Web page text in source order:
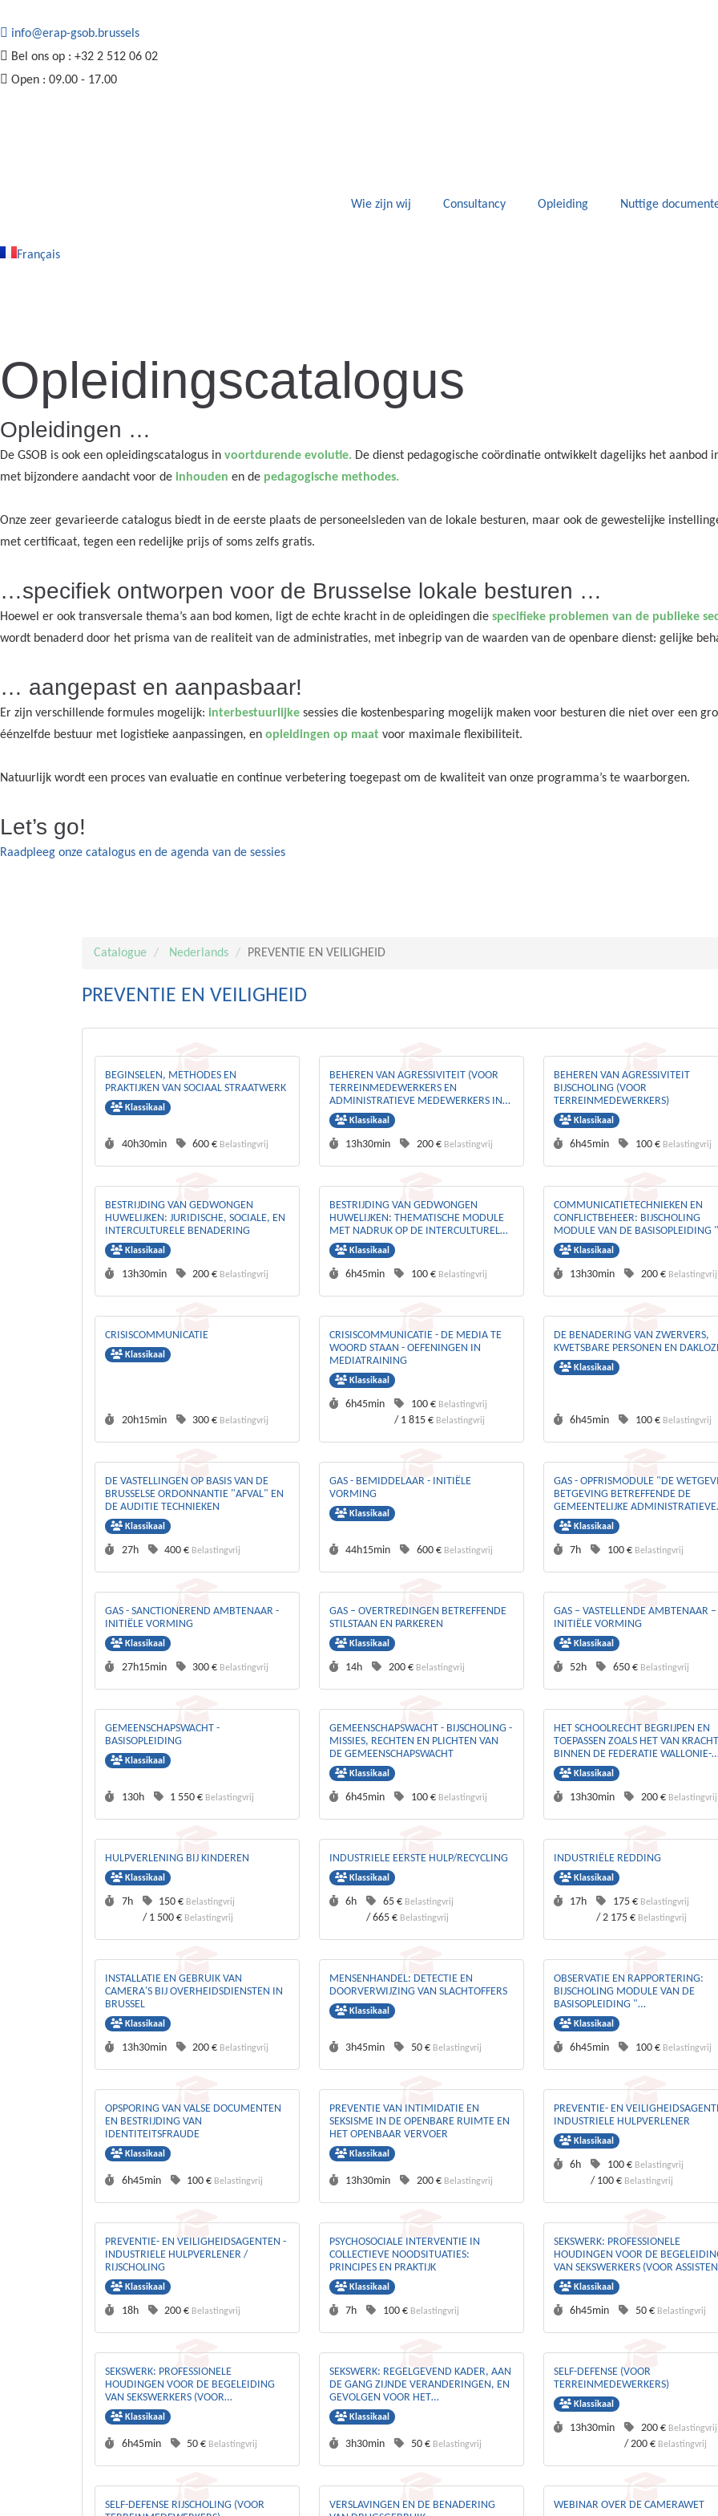
info@erap-gsob.brussels
Bel ons op : +32 2 512 06 02
Open : 09.00 - 17.00
Wie zijn wij Consultancy Opleiding Nuttige
Français
Opleidingscatalogus
Opleidingen …
De GSOB is ook een opleidingscatalogus in voortdurende evolutie. De dienst pedagogische coördinatie ontwikkelt dagelijks het
met bijzondere aandacht voor de inhouden en de pedagogische methodes.
Onze zeer gevarieerde catalogus biedt in de eerste plaats de personeelsleden van de lokale besturen, maar ook de gewestelijke
met certificaat, tegen een redelijke prijs of soms zelfs gratis.
…specifiek ontworpen voor de Brusselse lokale besturen …
Hoewel er ook transversale thema’s aan bod komen, ligt de echte kracht in de opleidingen die specifieke problemen van de publieke
wordt benaderd door het prisma van de realiteit van de administraties, met inbegrip van de waarden van de openbare dienst: gelijke
… aangepast en aanpasbaar!
Er zijn verschillende formules mogelijk: interbestuurlijke sessies die kostenbesparing mogelijk maken voor besturen die niet over een
éénzelfde bestuur met logistieke aanpassingen, en opleidingen op maat voor maximale flexibiliteit.
Natuurlijk wordt een proces van evaluatie en continue verbetering toegepast om de kwaliteit van onze programma’s te waarborgen.
Let’s go!
Raadpleeg onze catalogus en de agenda van de sessies
Catalogue Nederlands PREVENTIE EN VEILIGHEID
PREVENTIE EN VEILIGHEID
BEGINSELEN, METHODES EN
PRAKTIJKEN VAN SOCIAAL STRAATWERK
Klassikaal
Duurtijd :
40h30min Prijs :
600 € Belastingvrij
BEHEREN VAN AGRESSIVITEIT (VOOR
TERREINMEDEWERKERS EN
ADMINISTRATIEVE MEDEWERKERS IN
DE PREVENTIE- EN VEILIGHEID SECTOR)
Klassikaal
Duurtijd :
13h30min Prijs :
200 € Belastingvrij
BEHEREN VAN AGRESSIVITEIT
BIJSCHOLING (VOOR
TERREINMEDEWERKERS)
Klassikaal
Duurtijd :
6h45min Prijs :
100 € Belastingvrij
BESTRIJDING VAN GEDWONGEN
HUWELIJKEN: JURIDISCHE, SOCIALE, EN
INTERCULTURELE BENADERING
Klassikaal
Duurtijd :
13h30min Prijs :
200 € Belastingvrij
BESTRIJDING VAN GEDWONGEN
HUWELIJKEN: THEMATISCHE MODULE
MET NADRUK OP DE INTERCULTURELE-
EN GENDERBENADERING
Klassikaal
Duurtijd :
6h45min Prijs :
100 € Belastingvrij
COMMUNICATIETECHNIEKEN EN
CONFLICTBEHEER: BIJSCHOLING
MODULE VAN DE BASISOPLEIDING "
GEMEENSCHAPSWACHT"
Klassikaal
Duurtijd :
13h30min Prijs :
200 € Belastingvrij
CRISISCOMMUNICATIE
Klassikaal
Duurtijd :
20h15min Prijs :
300 € Belastingvrij
CRISISCOMMUNICATIE - DE MEDIA TE
WOORD STAAN - OEFENINGEN IN
MEDIATRAINING
Klassikaal
Duurtijd :
6h45min Prijs :
100 € Belastingvrij
/ 1 815 € Belastingvrij
DE BENADERING VAN ZWERVERS,
KWETSBARE PERSONEN EN
Klassikaal
Duurtijd :
6h45min Prijs :
100 € Belastingvrij
DE VASTELLINGEN OP BASIS VAN DE
BRUSSELSE ORDONNANTIE "AFVAL" EN
DE AUDITIE TECHNIEKEN
Klassikaal
Duurtijd :
27h Prijs :
400 € Belastingvrij
GAS - BEMIDDELAAR - INITIËLE
VORMING
Klassikaal
Duurtijd :
44h15min Prijs :
600 € Belastingvrij
GAS - OPFRISMODULE "DE
BETGEVING BETREFFENDE DE
GEMEENTELIJKE ADMINISTRATIEVE
SANCTIES"
Klassikaal
Duurtijd :
7h Prijs :
100 € Belastingvrij
GAS - SANCTIONEREND AMBTENAAR -
INITIËLE VORMING
Klassikaal
Duurtijd :
27h15min Prijs :
300 € Belastingvrij
GAS – OVERTREDINGEN BETREFFENDE
STILSTAAN EN PARKEREN
Klassikaal
Duurtijd :
14h Prijs :
200 € Belastingvrij
GAS – VASTELLENDE AMBTENAAR –
INITIËLE VORMING
Klassikaal
Duurtijd :
52h Prijs :
650 € Belastingvrij
GEMEENSCHAPSWACHT -
BASISOPLEIDING
Klassikaal
Duurtijd :
130h Prijs :
1 550 € Belastingvrij
GEMEENSCHAPSWACHT - BIJSCHOLING -
MISSIES, RECHTEN EN PLICHTEN VAN
DE GEMEENSCHAPSWACHT
Klassikaal
Duurtijd :
6h45min Prijs :
100 € Belastingvrij
HET SCHOOLRECHT BEGRIJPEN EN
TOEPASSEN ZOALS HET VAN
BINNEN DE FEDERATIE WALLONIE-
BRUSSEL
Klassikaal
Duurtijd :
13h30min Prijs :
200 € Belastingvrij
HULPVERLENING BIJ KINDEREN
Klassikaal
Duurtijd :
7h Prijs :
150 € Belastingvrij
/ 1 500 € Belastingvrij
INDUSTRIELE EERSTE HULP/RECYCLING
Klassikaal
Duurtijd :
6h Prijs :
65 € Belastingvrij
/665 € Belastingvrij
INDUSTRIËLE REDDING
Klassikaal
Duurtijd :
17h Prijs :
175 € Belastingvrij
/2 175 € Belastingvrij
INSTALLATIE EN GEBRUIK VAN
CAMERA'S BIJ OVERHEIDSDIENSTEN IN
BRUSSEL
Klassikaal
Duurtijd :
13h30min Prijs :
200 € Belastingvrij
MENSENHANDEL: DETECTIE EN
DOORVERWIJZING VAN SLACHTOFFERS
Klassikaal
Duurtijd :
3h45min Prijs :
50 € Belastingvrij
OBSERVATIE EN RAPPORTERING:
BIJSCHOLING MODULE VAN DE
BASISOPLEIDING "
GEMEENSCHAPSWACHT"
Klassikaal
Duurtijd :
6h45min Prijs :
100 € Belastingvrij
OPSPORING VAN VALSE DOCUMENTEN
EN BESTRIJDING VAN
IDENTITEITSFRAUDE
Klassikaal
Duurtijd :
6h45min Prijs :
100 € Belastingvrij
PREVENTIE VAN INTIMIDATIE EN
SEKSISME IN DE OPENBARE RUIMTE EN
HET OPENBAAR VERVOER
Klassikaal
Duurtijd :
13h30min Prijs :
200 € Belastingvrij
PREVENTIE- EN
INDUSTRIELE HULPVERLENER
Klassikaal
Duurtijd :
6h Prijs :
100 € Belastingvrij
/ 100 € Belastingvrij
PREVENTIE- EN VEILIGHEIDSAGENTEN -
INDUSTRIELE HULPVERLENER /
RIJSCHOLING
Klassikaal
Duurtijd :
18h Prijs :
200 € Belastingvrij
PSYCHOSOCIALE INTERVENTIE IN
COLLECTIEVE NOODSITUATIES:
PRINCIPES EN PRAKTIJK
Klassikaal
Duurtijd :
7h Prijs :
100 € Belastingvrij
SEKSWERK: PROFESSIONELE
HOUDINGEN VOOR DE
VAN SEKSWERKERS (VOOR
VAN DE BRUSSELSE OCMW'S)
Klassikaal
Duurtijd :
6h45min Prijs :
50 € Belastingvrij
SEKSWERK: PROFESSIONELE
HOUDINGEN VOOR DE BEGELEIDING
VAN SEKSWERKERS (VOOR
VELDWERKERS)
Klassikaal
Duurtijd :
6h45min Prijs :
50 € Belastingvrij
SEKSWERK: REGELGEVEND KADER, AAN
DE GANG ZIJNDE VERANDERINGEN, EN
GEVOLGEN VOOR HET
PREVENTIEBELEID
Klassikaal
Duurtijd :
3h30min Prijs :
50 € Belastingvrij
SELF-DEFENSE (VOOR
TERREINMEDEWERKERS)
Klassikaal
Duurtijd :
13h30min Prijs :
200 € Belastingvrij
/200 € Belastingvrij
SELF-DEFENSE RIJSCHOLING (VOOR
VERSLAVINGEN EN DE BENADERING
WEBINAR OVER DE CAMERAWET